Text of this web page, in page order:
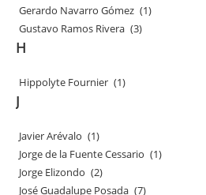
Gerardo Navarro Gómez (1)
Gustavo Ramos Rivera (3)
H
Hippolyte Fournier (1)
J
Javier Arévalo (1)
Jorge de la Fuente Cessario (1)
Jorge Elizondo (2)
José Guadalupe Posada (7)